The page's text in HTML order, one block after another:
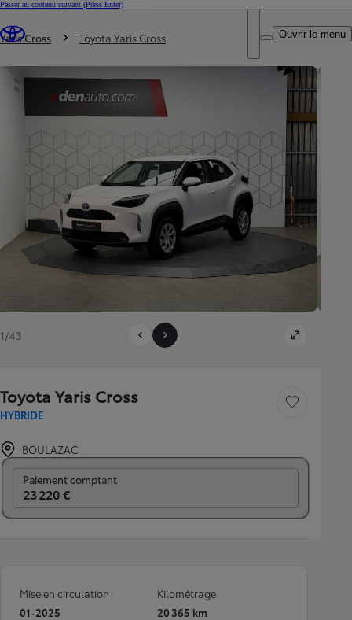
Passer au contenu suivant (Press Enter)
Trouvez un partenaire Toyota
DEALER NAME
Ouvrir le menu
Vous êtes ici
Yaris Cross Toyota Yaris Cross
1/43
Toyota Yaris Cross
HYBRIDE
Sauvegarder le
BOULAZAC
Paiement comptant
23 220 €
Mise en circulation
01-2025
Kilométrage
20 365 km